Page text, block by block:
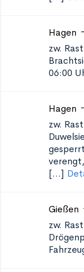
Hagen
zw.
06:00
Hagen
zw.
[...]
Gießen
zw.